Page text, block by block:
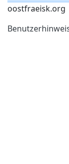
oostfraeisk.org